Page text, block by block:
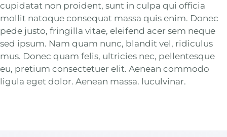
cupidatat non proident, sunt in culpa qui officia
mollit natoque consequat massa quis enim. Donec
pede justo, fringilla vitae, eleifend acer sem neque
sed ipsum. Nam quam nunc, blandit vel, ridiculus
mus. Donec quam felis, ultricies nec, pellentesque
eu, pretium consectetuer elit. Aenean commodo
ligula eget dolor. Aenean massa. luculvinar.